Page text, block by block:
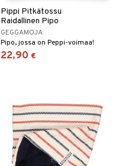
Pippi Pitkätossu
Raidallinen Pipo
GEGGAMOJA
Pipo, jossa on Peppi-voimaa!
22,90 €